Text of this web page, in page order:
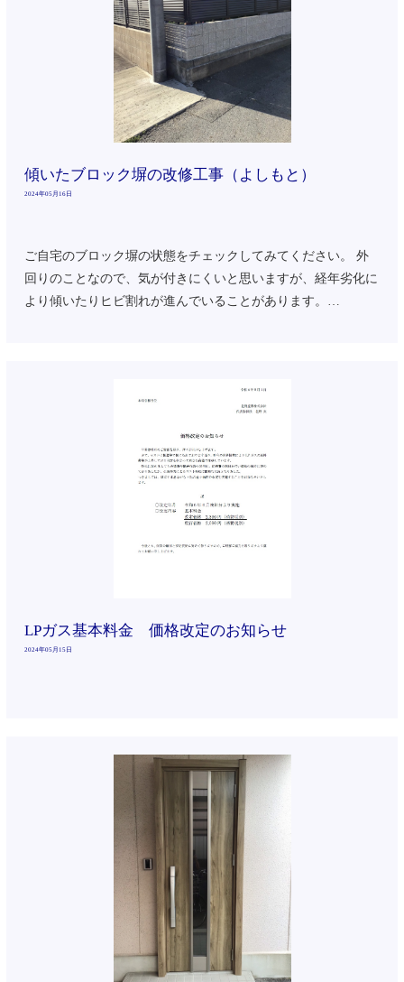
傾いたブロック塀の改修工事（よしもと）
2024年05月16日
ご自宅のブロック塀の状態をチェックしてみてください。 外
回りのことなので、気が付きにくいと思いますが、経年劣化に
より傾いたりヒビ割れが進んでいることがあります。…
LPガス基本料金 価格改定のお知らせ
2024年05月15日